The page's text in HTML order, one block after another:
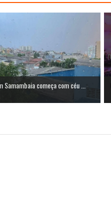
Samambaia começa com céu ...